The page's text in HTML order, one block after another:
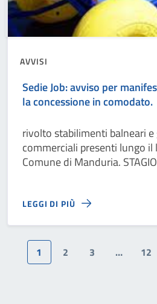
AVVISI
Sedie Job: avviso per
la concessione in comodato.
rivolto stabilimenti balneari e
commerciali presenti lungo
Comune di Manduria.
LEGGI DI PIÙ
1 2 3 … 12